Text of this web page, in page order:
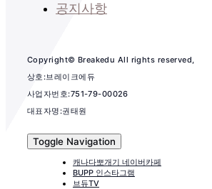
공지사항
Copyright© Breakedu All rights reserved,
상호:브레이크에듀
사업자번호:751-79-00026
대표자명:권태원
Toggle Navigation
캐나다뽀개기 네이버카페
BUPP 인스타그램
브듀TV